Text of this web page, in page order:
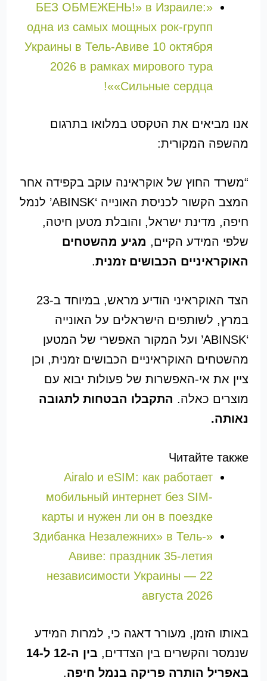
«БЕЗ ОБМЕЖЕНЬ!» в Израиле:
одна из самых мощных рок-групп
Украины в Тель-Авиве 10 октября
2026 в рамках мирового тура
«Сильные сердца»!
אנו מביאים את הטקסט במלואו בתרגום
מהשפה המקורית:
“משרד החוץ של אוקראינה עוקב בקפידה אחר
המצב הקשור לכניסת האונייה ‘ABINSK’ לנמל
חיפה, מדינת ישראל, והובלת מטען חיטה,
שלפי המידע הקיים, מגיע מהשטחים
האוקראיניים הכבושים זמנית.
הצד האוקראיני הודיע מראש, במיוחד ב-23
במרץ, לשותפים הישראלים על האונייה
‘ABINSK’ ועל המקור האפשרי של המטען
מהשטחים האוקראיניים הכבושים זמנית, וכן
ציין את אי-האפשרות של פעולות יבוא עם
מוצרים כאלה. התקבלו הבטחות לתגובה
נאותה.
Читайте также
Airalo и eSIM: как работает
мобильный интернет без SIM-
карты и нужен ли он в поездке
«Здибанка Незалежних» в Тель-
Авиве: праздник 35-летия
независимости Украины — 22
августа 2026
באותו הזמן, מעורר דאגה כי, למרות המידע
שנמסר והקשרים בין הצדדים,
בין ה-12 ל-14
באפריל הותרה פריקה בנמל חיפה.